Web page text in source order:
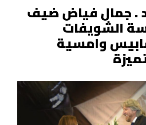
د . جمال فياض ضيف
الشويفات
وامسية